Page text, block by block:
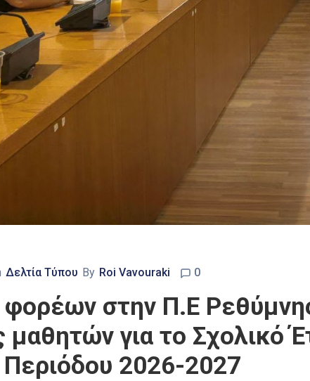
Δελτία Τύπου By Roi Vavouraki 0
στην Π.Ε
μαθητών για το Σχολικό
2026-2027